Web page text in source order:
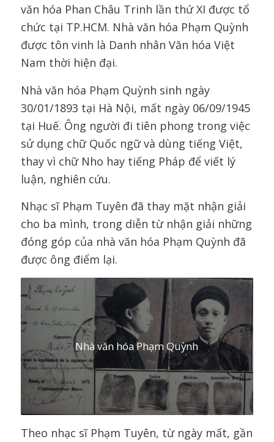
văn hóa Phan Châu Trinh lần thứ XI được tổ
chức tại TP.HCM. Nhà văn hóa Phạm Quỳnh
được tôn vinh là Danh nhân Văn hóa Việt
Nam thời hiện đại.
Nhà văn hóa Phạm Quỳnh sinh ngày
30/01/1893 tại Hà Nội, mất ngày 06/09/1945
tại Huế. Ông người đi tiên phong trong việc
sử dụng chữ Quốc ngữ và dùng tiếng Việt,
thay vì chữ Nho hay tiếng Pháp để viết lý
luận, nghiên cứu.
Nhạc sĩ Phạm Tuyên đã thay mặt nhận giải
cho ba mình, trong diễn từ nhận giải những
đóng góp của nhà văn hóa Phạm Quỳnh đã
được ông điểm lại.
Nhà văn hóa Phạm Quỳnh
Theo nhạc sĩ Phạm Tuyên, từ ngày mất, gần